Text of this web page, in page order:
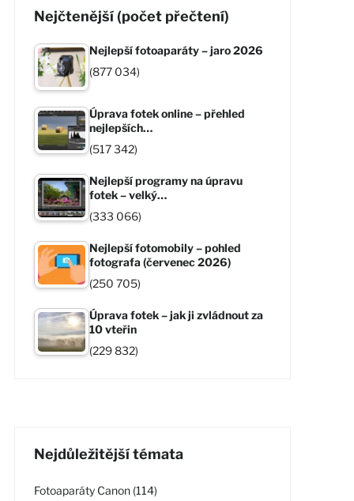
Nejčtenější (počet přečtení)
Nejlepší fotoaparáty – jaro 2026
(877 034)
Úprava fotek online – přehled
nejlepších…
(517 342)
Nejlepší programy na úpravu
fotek – velký…
(333 066)
Nejlepší fotomobily – pohled
fotografa (červenec 2026)
(250 705)
Úprava fotek – jak ji zvládnout za
10 vteřin
(229 832)
Nejdůležitější témata
Fotoaparáty Canon (114)